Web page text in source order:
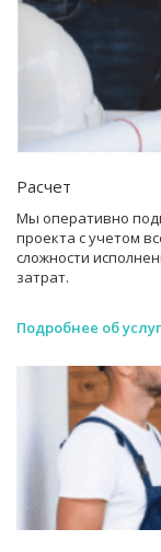
Расчет
Мы оперативно
проекта с учетом
сложности
затрат.
Подробнее об